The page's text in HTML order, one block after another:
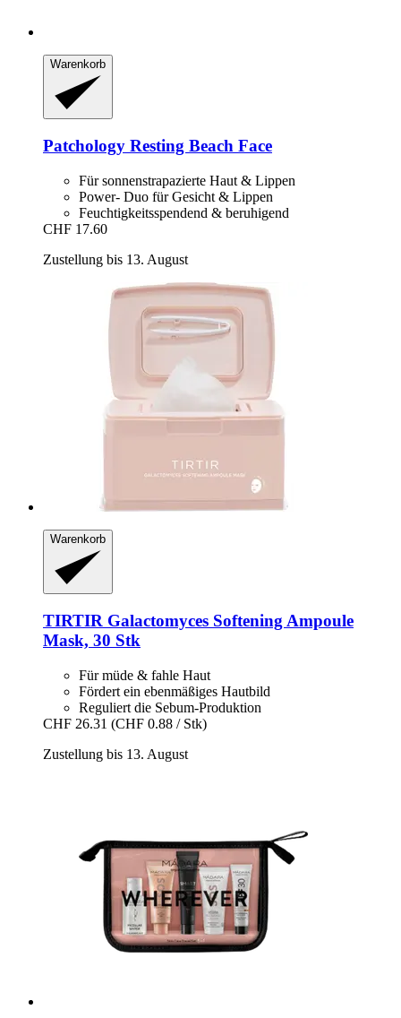
Warenkorb
Patchology Resting Beach Face
Für sonnenstrapazierte Haut & Lippen
Power- Duo für Gesicht & Lippen
Feuchtigkeitsspendend & beruhigend
CHF 17.60
Zustellung bis 13. August
Warenkorb
TIRTIR Galactomyces Softening Ampoule
Mask, 30 Stk
Für müde & fahle Haut
Fördert ein ebenmäßiges Hautbild
Reguliert die Sebum-Produktion
CHF 26.31 (CHF 0.88 / Stk)
Zustellung bis 13. August